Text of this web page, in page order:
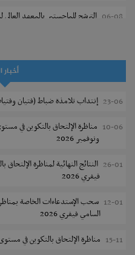
06-08 الترشح للماجستير بالمعهد العالي لمهن
تمديد آجال الترشح للماجستير
2026-2027
05-08
الإعلان عن نتائج الدورة الرئيسية
05-08 فتح مناظرة لإنتداب عرفاء بسلك
المعهد العالي للرياضة و التربية
أخبار
23-06 إنتداب تلامذة ضباط (فتيان وفتيات)
10-06 مناظرة الإلتحاق بالتكوين في
ونوفمبر 2026
26-01 النتائج النهائية لمناظرة
فيفري 2026
12-01 سحب الإستدعاءات الخاصة
السامي فيفري 2026
15-11 مناظرة الإلتحاق بالتكوين في